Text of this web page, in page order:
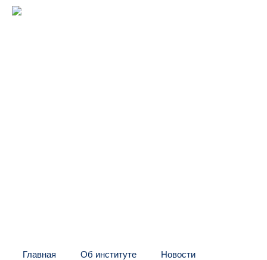
Главная Об институте Новости